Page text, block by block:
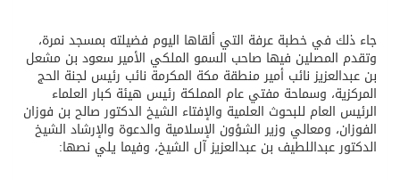
جاء ذلك في خطبة عرفة التي ألقاها اليوم فضيلته بمسجد نمرة،
وتقدم المصلين فيها صاحب السمو الملكي الأمير سعود بن مشعل
بن عبدالعزيز نائب أمير منطقة مكة المكرمة نائب رئيس لجنة الحج
المركزية، وسماحة مفتي عام المملكة رئيس هيئة كبار العلماء
الرئيس العام للبحوث العلمية والإفتاء الشيخ الدكتور صالح بن فوزان
الفوزان، ومعالي وزير الشؤون الإسلامية والدعوة والإرشاد الشيخ
الدكتور عبداللطيف بن عبدالعزيز آل الشيخ، وفيما يلي نصها: